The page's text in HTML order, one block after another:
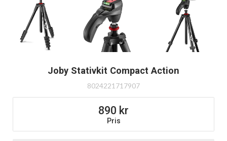
Joby Stativkit Compact Action
8024221717907
Pris
890